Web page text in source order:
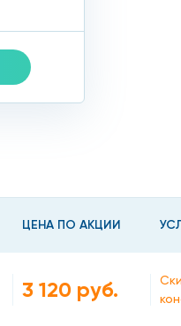
ЦЕНА ПО АКЦИИ
3 120 руб.